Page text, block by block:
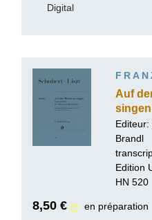
Digital
Auf
Editeur:
Brandl
Edition
HN 520
8,50 € en préparation